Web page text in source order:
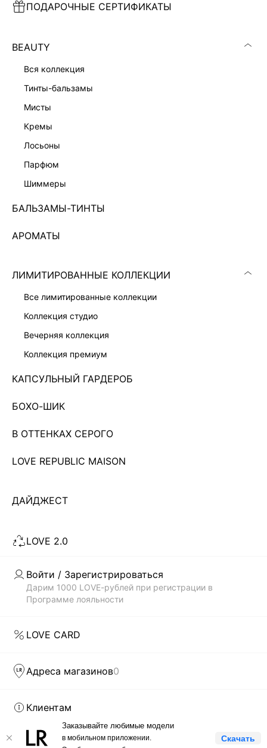
Заказывайте любимые модели
в мобильном приложении.
Скачать
ПОДАРОЧНЫЕ СЕРТИФИКАТЫ
BEAUTY
вся коллекция
тинты-бальзамы
мисты
кремы
лосьоны
парфюм
шиммеры
БАЛЬЗАМЫ-ТИНТЫ
АРОМАТЫ
ЛИМИТИРОВАННЫЕ КОЛЛЕКЦИИ
все лимитированные коллекции
коллекция студио
вечерняя коллекция
коллекция премиум
КАПСУЛЬНЫЙ ГАРДЕРОБ
БОХО-ШИК
В ОТТЕНКАХ СЕРОГО
LOVE REPUBLIC MAISON
ДАЙДЖЕСТ
LOVE 2.0
Войти / Зарегистрироваться
Дарим 1000 LOVE-рублей при регистрации в
Программе лояльности
LOVE CARD
Адреса магазинов0
Клиентам
Компания
ПАНАМА ИЗ РАФИИ
2 599 ₽
КАТАЛОГ
КОМПАНИЯ
LOVE REPUBLIC © 2009 - 2026